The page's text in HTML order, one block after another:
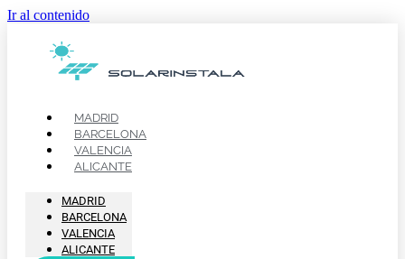
Ir al contenido
MADRID
BARCELONA
VALENCIA
ALICANTE
MADRID
BARCELONA
VALENCIA
ALICANTE